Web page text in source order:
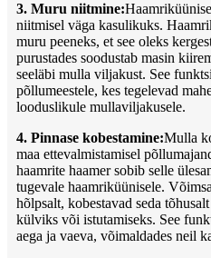
3. Muru niitmine:
niitmisel väga kasulikuks.
muru peeneks, et see oleks
purustades soodustab masin
seeläbi mulla viljakust. See
põllumeestele, kes tegelevad
looduslikule mullaviljakusele.
4. Pinnase kobestamine:Mulla
maa ettevalmistamisel
haamrite haamer sobib selle
tugevale haamriküünisele.
hõlpsalt, kobestavad seda
külviks või istutamiseks. See
aega ja vaeva, võimaldades neil